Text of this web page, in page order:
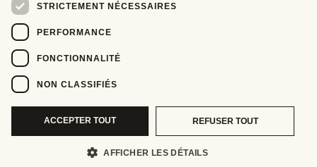
STRICTEMENT NÉCESSAIRES
PERFORMANCE
FONCTIONNALITÉ
NON CLASSIFIÉS
ACCEPTER TOUT REFUSER TOUT
AFFICHER LES DÉTAILS